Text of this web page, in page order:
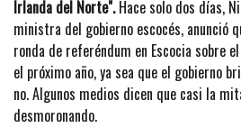
Irlanda del Norte".Hace solo dos días,
ministra del gobierno escocés, anunció
ronda de referéndum en Escocia sobre
el próximo año, ya sea que el gobierno
no. Algunos medios dicen que casi la
desmoronando.